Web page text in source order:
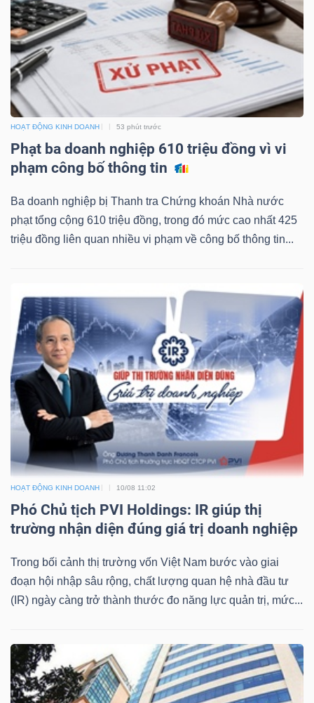
HOẠT ĐỘNG KINH DOANH 53 phút trước
Phạt ba doanh nghiệp 610 triệu đồng vì vi
phạm công bố thông tin
Ba doanh nghiệp bị Thanh tra Chứng khoán Nhà nước
phạt tổng cộng 610 triệu đồng, trong đó mức cao nhất 425
triệu đồng liên quan nhiều vi phạm về công bố thông tin...
HOẠT ĐỘNG KINH DOANH 10/08 11:02
Phó Chủ tịch PVI Holdings: IR giúp thị
trường nhận diện đúng giá trị doanh nghiệp
Trong bối cảnh thị trường vốn Việt Nam bước vào giai
đoạn hội nhập sâu rộng, chất lượng quan hệ nhà đầu tư
(IR) ngày càng trở thành thước đo năng lực quản trị, mức...
DỊCH
VỤ
TRUYỀN
THÔNG
ÍCH
ĐỘNG
SẢN
Mã
chứng
khoán
(-)
Tất cả Cổ phiếu Chỉ số Chứng chỉ quỹ Chứng
đạo
(-)
Tất cả Người nội bộ Người liên quan Cổ đông lớn
Tin
(-)
Bài